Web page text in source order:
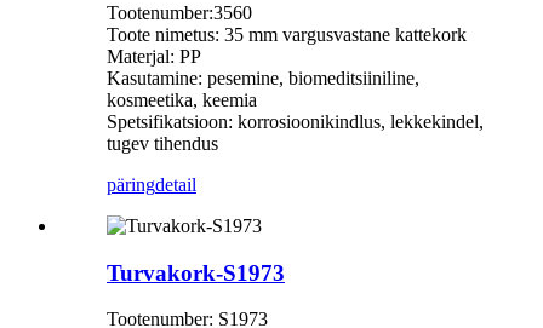
Tootenumber:3560
Toote nimetus: 35 mm vargusvastane kattekork
Materjal: PP
Kasutamine: pesemine, biomeditsiiniline,
kosmeetika, keemia
Spetsifikatsioon: korrosioonikindlus, lekkekindel,
tugev tihendus
päringdetail
Turvakork-S1973
Tootenumber: S1973